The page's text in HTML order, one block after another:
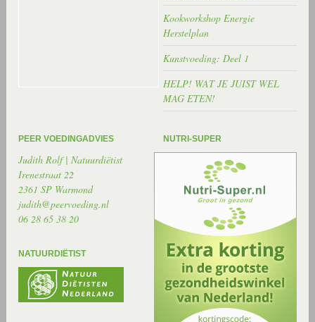
Kookworkshop Energie
Herstelplan
Kunstvoeding: Deel 1
HELP! WAT JE JUIST WEL
MAG ETEN!
PEER VOEDINGADVIES
Judith Rolf | Natuurdiëtist
Irenestraat 22
2361 SP Warmond
judith@peervoeding.nl
06 28 65 38 20
NATUURDIËTIST
NUTRI-SUPER